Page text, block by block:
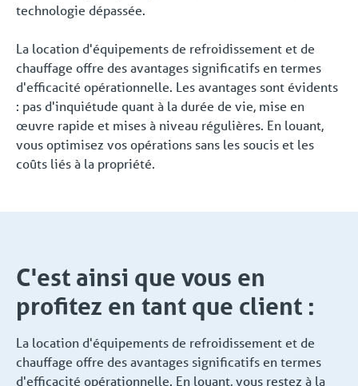
technologie dépassée.
La location d'équipements de refroidissement et de
chauffage offre des avantages significatifs en termes
d'efficacité opérationnelle. Les avantages sont évidents
: pas d'inquiétude quant à la durée de vie, mise en
œuvre rapide et mises à niveau régulières. En louant,
vous optimisez vos opérations sans les soucis et les
coûts liés à la propriété.
C'est ainsi que vous en
profitez en tant que client :
La location d'équipements de refroidissement et de
chauffage offre des avantages significatifs en termes
d'efficacité opérationnelle. En louant, vous restez à la